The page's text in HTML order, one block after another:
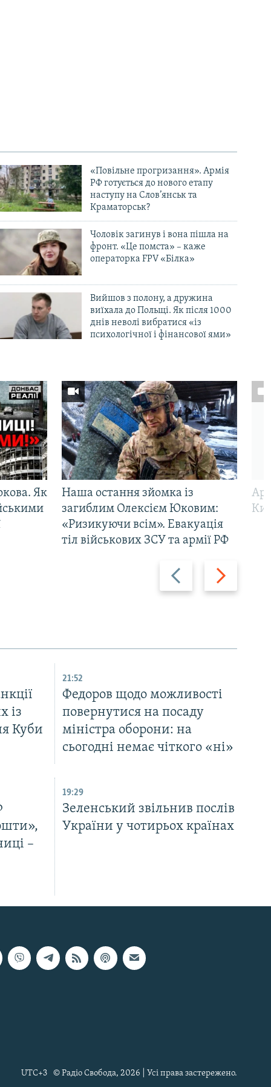
«Повільне прогризання». Армія
РФ готується до нового етапу
наступу на Слов’янськ та
Краматорськ?
Чоловік загинув і вона пішла на
фронт. «Це помста» – каже
операторка FPV «Білка»
Вийшов з полону, а дружина
виїхала до Польщі. Як після 1000
днів неволі вибратися «із
психологічної і фінансової ями»
Назад Вперед
Як
Наша остання зйомка із
загиблим Олексієм Юковим:
«Ризикуючи всім». Евакуація
тіл військових ЗСУ та армії РФ
із
Куби
21:52
Федоров щодо можливості
повернутися на посаду
міністра оборони: на
сьогодні немає чіткого «ні»
–
19:29
Зеленський звільнив послів
України у чотирьох країнах
© Радіо Свобода, 2026 | Усі права застережено.
UTC+3